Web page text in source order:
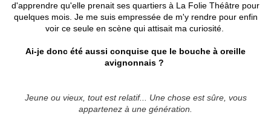
d'apprendre qu'elle prenait ses quartiers à La Folie Théâtre pour
quelques mois. Je me suis empressée de m'y rendre pour enfin
voir ce seule en scène qui attisait ma curiosité.
Ai-je donc été aussi conquise que le bouche à oreille
avignonnais ?
Jeune ou vieux, tout est relatif... Une chose est sûre, vous
appartenez à une génération.